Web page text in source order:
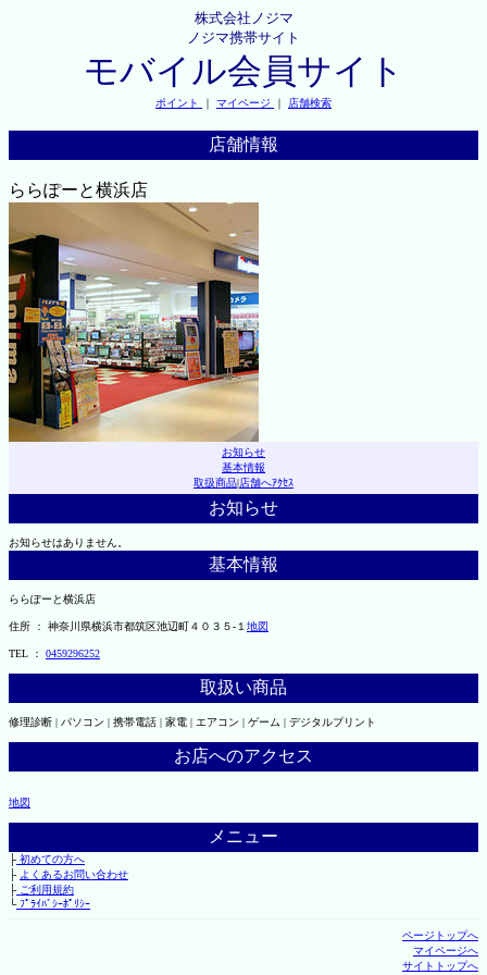
株式会社ノジマ
ノジマ携帯サイト
モバイル会員サイト
ポイント ｜ マイページ ｜ 店舗検索
店舗情報
ららぽーと横浜店
お知らせ
基本情報
取扱商品|店舗へｱｸｾｽ
お知らせ
お知らせはありません。
基本情報
ららぽーと横浜店
住所 ： 神奈川県横浜市都筑区池辺町４０３５-１ 地図
TEL ： 0459296252
取扱い商品
修理診断 | パソコン | 携帯電話 | 家電 | エアコン | ゲーム | デジタルプリント
お店へのアクセス
地図
メニュー
├初めての方へ
├ よくあるお問い合わせ
├ご利用規約
└ﾌﾟﾗｲﾊﾞｼｰﾎﾟﾘｼｰ
ページトップへ
マイページへ
サイトトップへ